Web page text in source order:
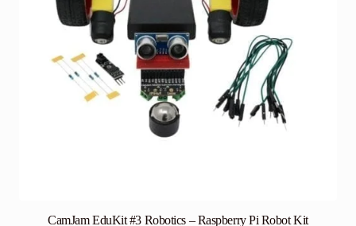
CamJam EduKit #3 Robotics – Raspberry Pi Robot Kit